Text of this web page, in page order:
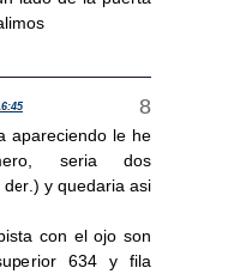
apareciendo le he
seria dos
y quedaria asi
con el ojo son
634 y fila